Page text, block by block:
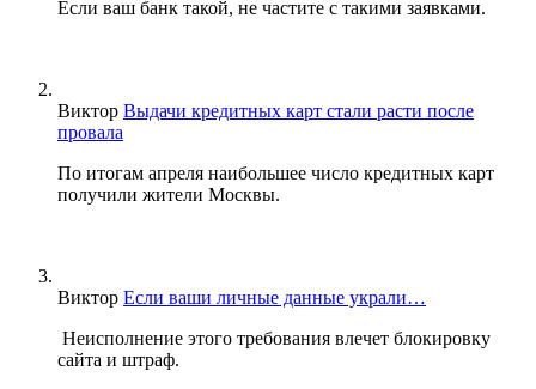
Если ваш банк такой, не частите с такими заявками.
Виктор Выдачи кредитных карт стали расти после
провала
По итогам апреля наибольшее число кредитных карт
получили жители Москвы.
Виктор Если ваши личные данные украли…
Неисполнение этого требования влечет блокировку
сайта и штраф.